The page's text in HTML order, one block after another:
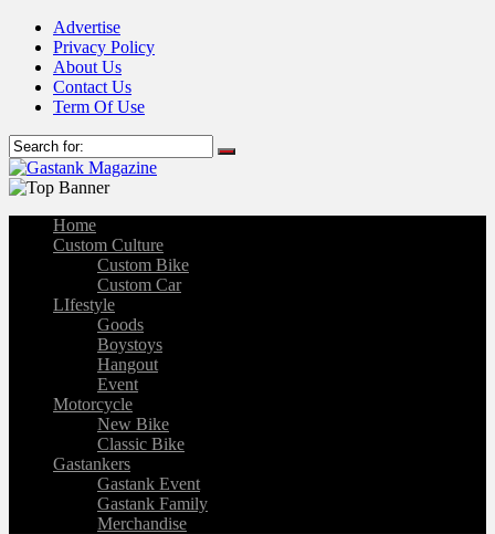
Advertise
Privacy Policy
About Us
Contact Us
Term Of Use
Home
Custom Culture
Custom Bike
Custom Car
LIfestyle
Goods
Boystoys
Hangout
Event
Motorcycle
New Bike
Classic Bike
Gastankers
Gastank Event
Gastank Family
Merchandise